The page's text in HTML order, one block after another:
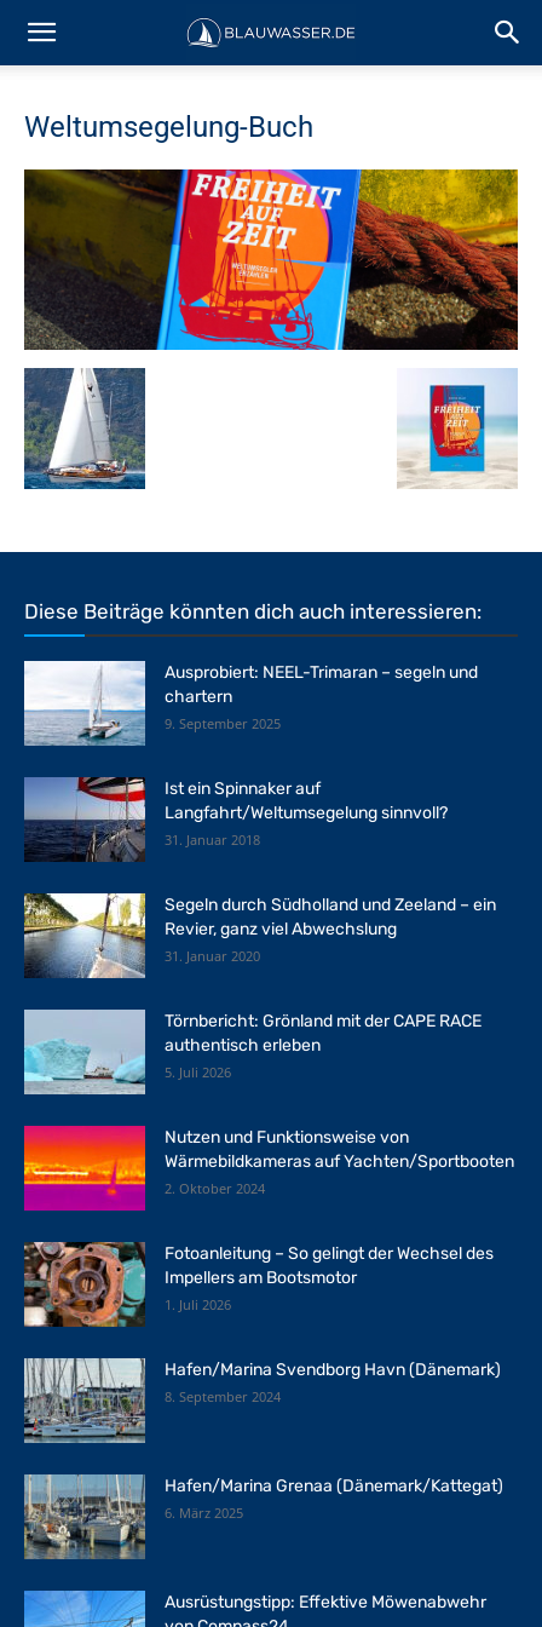
Weltumsegelung-Buch
Diese Beiträge könnten dich auch interessieren:
Ausprobiert: NEEL-Trimaran – segeln und
chartern
9. September 2025
Ist ein Spinnaker auf
Langfahrt/Weltumsegelung sinnvoll?
31. Januar 2018
Segeln durch Südholland und Zeeland – ein
Revier, ganz viel Abwechslung
31. Januar 2020
Törnbericht: Grönland mit der CAPE RACE
authentisch erleben
5. Juli 2026
Nutzen und Funktionsweise von
Wärmebildkameras auf Yachten/Sportbooten
2. Oktober 2024
Fotoanleitung – So gelingt der Wechsel des
Impellers am Bootsmotor
1. Juli 2026
Hafen/Marina Svendborg Havn (Dänemark)
8. September 2024
Hafen/Marina Grenaa (Dänemark/Kattegat)
6. März 2025
Ausrüstungstipp: Effektive Möwenabwehr